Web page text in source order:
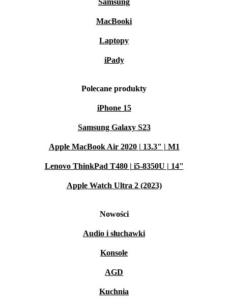
Samsung
MacBooki
Laptopy
iPady
Polecane produkty
iPhone 15
Samsung Galaxy S23
Apple MacBook Air 2020 | 13.3" | M1
Lenovo ThinkPad T480 | i5-8350U | 14"
Apple Watch Ultra 2 (2023)
Nowości
Audio i słuchawki
Konsole
AGD
Kuchnia